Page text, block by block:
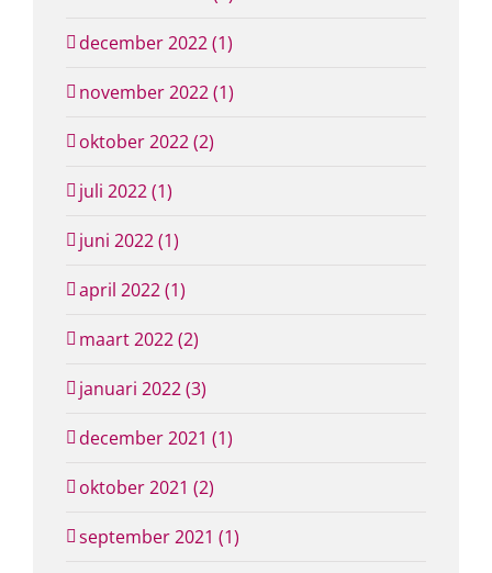
december 2022 (1)
november 2022 (1)
oktober 2022 (2)
juli 2022 (1)
juni 2022 (1)
april 2022 (1)
maart 2022 (2)
januari 2022 (3)
december 2021 (1)
oktober 2021 (2)
september 2021 (1)